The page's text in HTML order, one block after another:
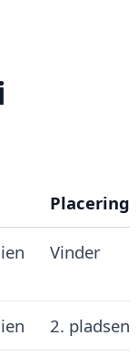
Placering
Vinder
2. pladsen